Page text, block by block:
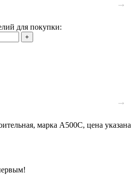
→
для покупки:
+
→
марка А500С, цена указана